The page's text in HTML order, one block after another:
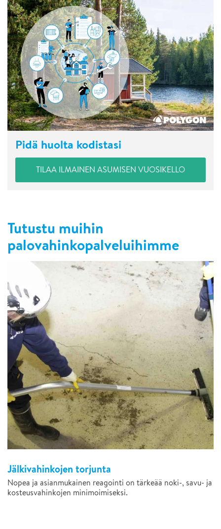
Pidä huolta kodistasi
TILAA ILMAINEN ASUMISEN VUOSIKELLO
Tutustu muihin
palovahinkopalveluihimme
Jälkivahinkojen torjunta
Nopea ja asianmukainen reagointi on tärkeää noki-, savu- ja
kosteusvahinkojen minimoimiseksi.